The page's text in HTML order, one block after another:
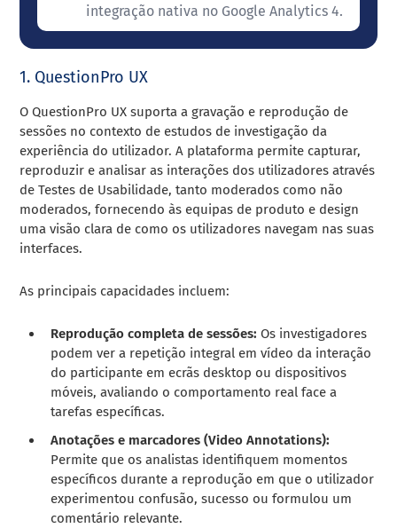
integração nativa no Google Analytics 4.
1. QuestionPro UX
O QuestionPro UX suporta a gravação e reprodução de
sessões no contexto de estudos de investigação da
experiência do utilizador. A plataforma permite capturar,
reproduzir e analisar as interações dos utilizadores através
de Testes de Usabilidade, tanto moderados como não
moderados, fornecendo às equipas de produto e design
uma visão clara de como os utilizadores navegam nas suas
interfaces.
As principais capacidades incluem:
Reprodução completa de sessões: Os investigadores
podem ver a repetição integral em vídeo da interação
do participante em ecrãs desktop ou dispositivos
móveis, avaliando o comportamento real face a
tarefas específicas.
Anotações e marcadores (Video Annotations):
Permite que os analistas identifiquem momentos
específicos durante a reprodução em que o utilizador
experimentou confusão, sucesso ou formulou um
comentário relevante.